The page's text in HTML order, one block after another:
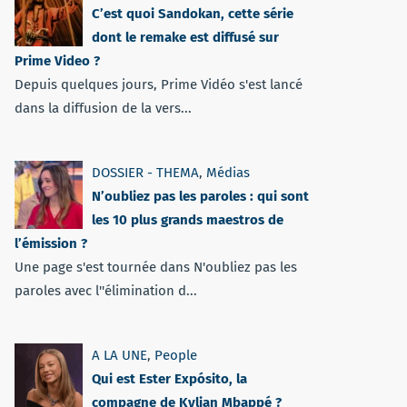
C’est quoi Sandokan, cette série
dont le remake est diffusé sur
Prime Video ?
Depuis quelques jours, Prime Vidéo s'est lancé
dans la diffusion de la vers...
DOSSIER - THEMA, Médias
N’oubliez pas les paroles : qui sont
les 10 plus grands maestros de
l’émission ?
Une page s'est tournée dans N'oubliez pas les
paroles avec l''élimination d...
A LA UNE, People
Qui est Ester Expósito, la
compagne de Kylian Mbappé ?